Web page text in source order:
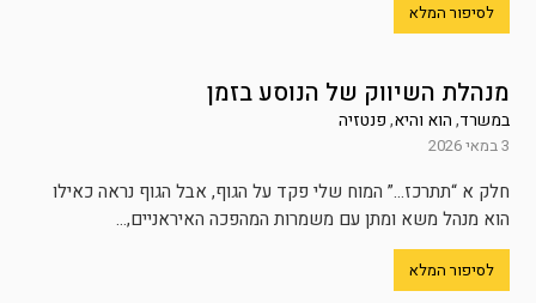
לסיפור המלא
מנהלת השיווק של הנוסע בזמן
במשרד,הוא והיא,פנטזיה
3 במאי 2026
חלק א “תתרכז…” המוח שלי פקד על הגוף, אבל הגוף נראה כאילו
הוא מנהל משא ומתן עם משמרות המהפכה האיראניים,...
לסיפור המלא